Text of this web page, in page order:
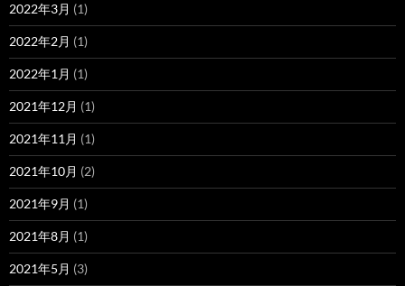
2022年3月 (1)
2022年2月 (1)
2022年1月 (1)
2021年12月 (1)
2021年11月 (1)
2021年10月 (2)
2021年9月 (1)
2021年8月 (1)
2021年5月 (3)